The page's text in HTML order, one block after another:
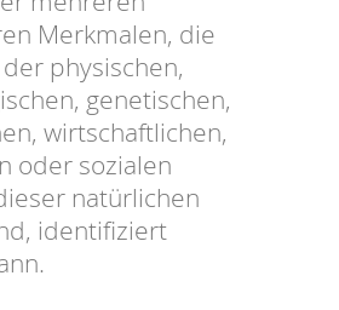
Merkmalen, die
physischen,
genetischen,
wirtschaftlichen,
oder sozialen
natürlichen
identifiziert